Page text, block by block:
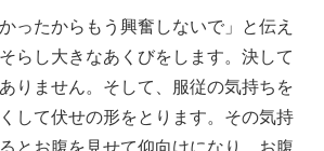
ったからもう興奮しないで」と伝え
らし大きなあくびをします。決して
りません。そして、服従の気持ちを
して伏せの形をとります。その気持